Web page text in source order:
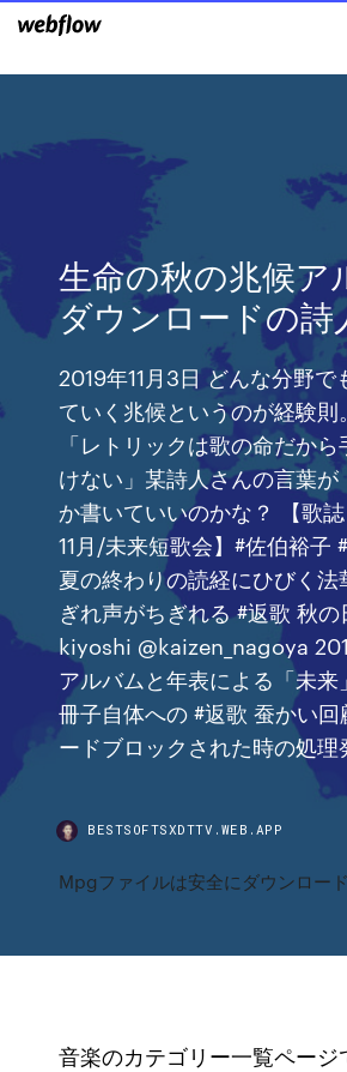
生命の秋の兆候ア
ダウンロードの詩
2019年11月3日 どんな分野で
ていく兆候というのが経験
「レトリックは歌の命だか
けない」某詩人さんの言葉
か書いていいのかな？ 【歌
11月/未来短歌会】#佐伯裕子
夏の終わりの読経にひびく法
ぎれ声がちぎれる #返歌 秋
kiyoshi‏ @kaizen_nagoya 2016年1月18日
アルバムと年表による「未来
冊子自体への #返歌 蚕かい回
ードブロックされた時の処理
BESTSOFTSXDTTV.WEB.APP
Mpgファイルは安全にダウンロー
音楽のカテゴリー一覧ページ